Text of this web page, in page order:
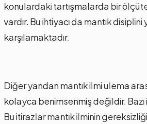
konulardaki tartışmalarda bir
vardır. Bu ihtiyacı da mantık
karşılamaktadır.
Diğer yandan mantık ilmi ulema
kolayca benimsenmiş değildir.
Bu itirazlar mantık ilminin